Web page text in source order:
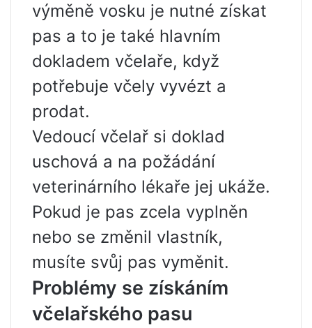
výměně vosku je nutné získat
pas a to je také hlavním
dokladem včelaře, když
potřebuje včely vyvézt a
prodat.
Vedoucí včelař si doklad
uschová a na požádání
veterinárního lékaře jej ukáže.
Pokud je pas zcela vyplněn
nebo se změnil vlastník,
musíte svůj pas vyměnit.
Problémy se získáním
včelařského pasu